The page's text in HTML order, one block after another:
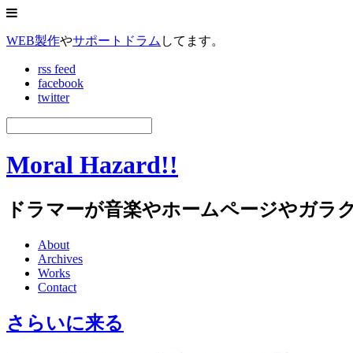
WEB製作やサポートドラム してます。
rss feed
facebook
twitter
Moral Hazard!!
ドラマーが音楽やホームページやガラ
About
Archives
Works
Contact
さらいに来る